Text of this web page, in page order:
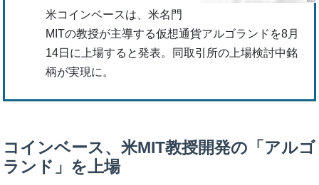
米コインベースは、米名門
MITの教授が主導する仮想通貨アルゴランドを8月
14日に上場すると発表。同取引所の上場検討中銘
柄が実現に。
コインベース、米MIT教授開発の「アルゴ
ランド」を上場